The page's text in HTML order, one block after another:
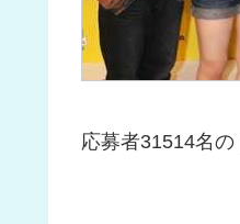
応募者31514名の